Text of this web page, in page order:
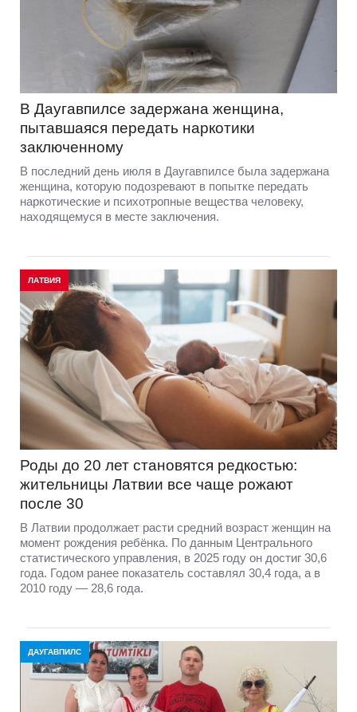
В Даугавпилсе задержана женщина,
пытавшаяся передать наркотики
заключенному
В последний день июля в Даугавпилсе была задержана
женщина, которую подозревают в попытке передать
наркотические и психотропные вещества человеку,
находящемуся в месте заключения.
ЛАТВИЯ
Роды до 20 лет становятся редкостью:
жительницы Латвии все чаще рожают
после 30
В Латвии продолжает расти средний возраст женщин на
момент рождения ребёнка. По данным Центрального
статистического управления, в 2025 году он достиг 30,6
года. Годом ранее показатель составлял 30,4 года, а в
2010 году — 28,6 года.
ДАУГАВПИЛС